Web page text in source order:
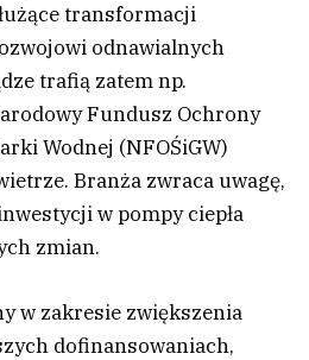
transformacji
odnawialnych
trafią zatem np.
Fundusz Ochrony
Wodnej (NFOŚiGW)
Branża zwraca uwagę,
w pompy ciepła
zmian.
w zakresie zwiększenia
dofinansowaniach,